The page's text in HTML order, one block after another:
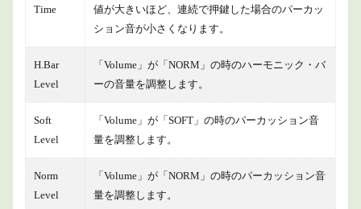
Time
値が大きいほど、連続で押鍵した場合のパーカッ
ション音が小さくなります。
H.Bar
Level
「Volume」が「NORM」の時のハーモニック・バ
ーの音量を調整します。
Soft
Level
「Volume」が「SOFT」の時のパーカッション音
量を調整します。
Norm
Level
「Volume」が「NORM」の時のパーカッション音
量を調整します。